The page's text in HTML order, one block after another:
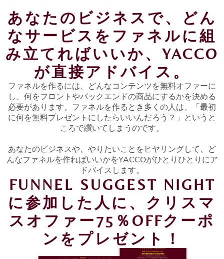
あなたのビジネスで、どん
なサービスをファネルに組
み立てればいいか、YACCO
が直接アドバイス。
ファネルを作るには、どんなコンテンツを無料オファーに
し、何をフロントやバックエンドの商品にするかを決める
必要があります。ファネルを作るとき多くの人は、「最初
に何を無料プレゼントにしたらいいんだろう？」というと
ころで躓いてしまうのです。
あなたのビジネスや、やりたいことをヒヤリングして、ど
んなファネルを作ればいいかをYACCOがひとりひとりにア
ドバイスします。
FUNNEL SUGGEST NIGHT
に参加した人に、クリスマ
スオファー75％OFFクーポ
ンをプレゼント！